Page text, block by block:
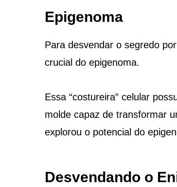
Epigenoma
Para desvendar o segredo
crucial do epigenoma.
Essa “costureira” celular
molde capaz de transformar
explorou o potencial do
Desvendando o